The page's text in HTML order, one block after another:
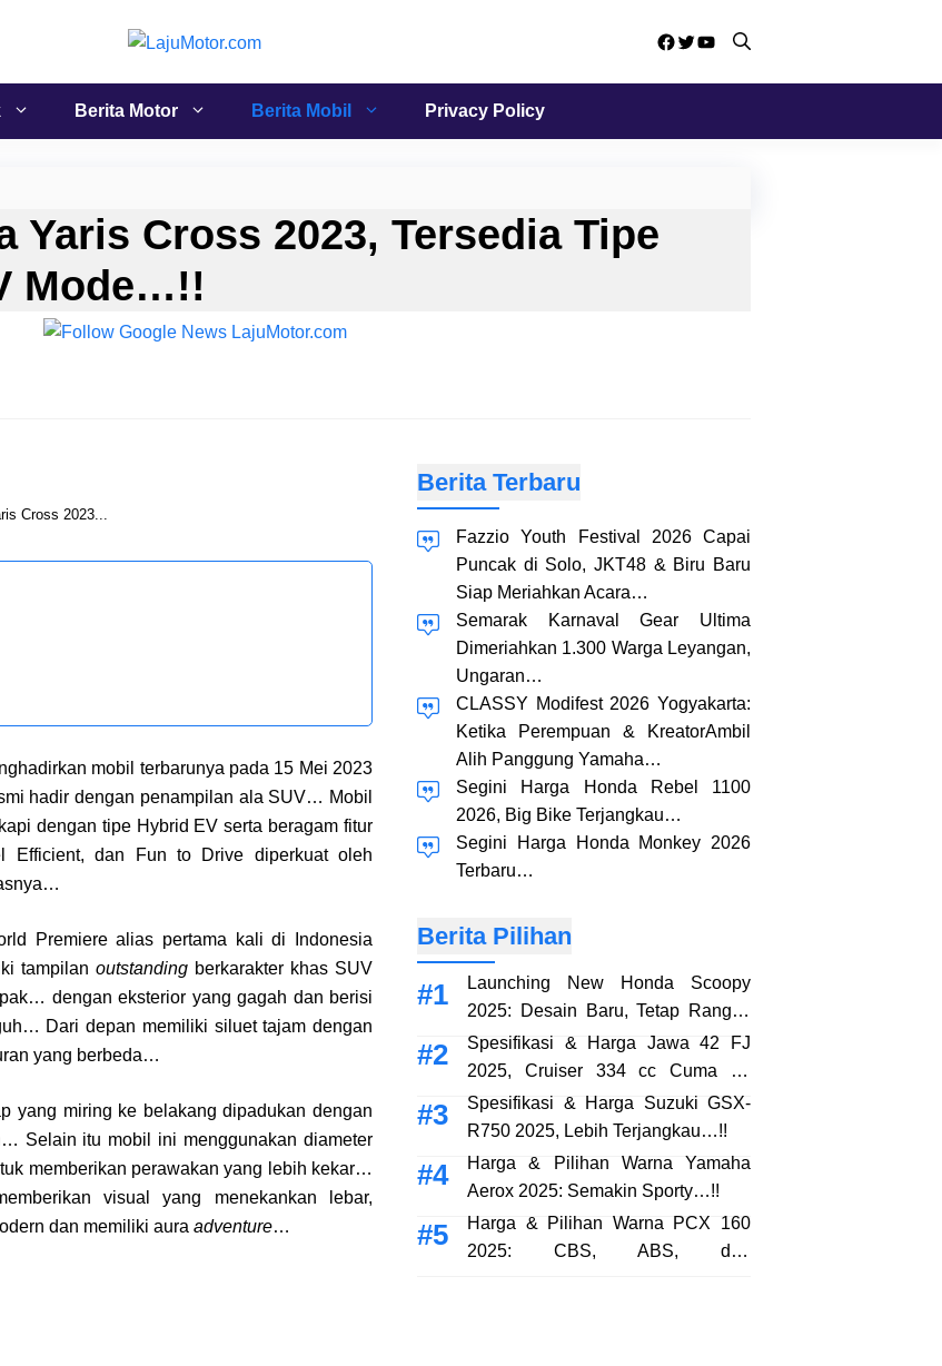
Facebook
Twitter
YouTube
Berita Motor Berita Mobil Privacy Policy
Yaris Cross 2023, Tersedia Tipe
Mode…!!
Cross 2023...
mobil terbarunya pada 15 Mei 2023
hadir dengan penampilan ala SUV… Mobil
dengan tipe Hybrid EV serta beragam fitur
Efficient, dan Fun to Drive diperkuat oleh
Premiere alias pertama kali di Indonesia
tampilanoutstanding berkarakter khas SUV
dengan eksterior yang gagah dan berisi
Dari depan memiliki siluet tajam dengan
yang berbeda…
yang miring ke belakang dipadukan dengan
Selain itu mobil ini menggunakan diameter
memberikan perawakan yang lebih kekar…
visual yang menekankan lebar,
dan memiliki aura adventure…
Berita Terbaru
Fazzio Youth Festival 2026 Capai
Puncak di Solo, JKT48 & Biru Baru
Siap Meriahkan Acara…
Semarak Karnaval Gear Ultima
Dimeriahkan 1.300 Warga Leyangan,
Ungaran…
CLASSY Modifest 2026 Yogyakarta:
Ketika Perempuan & KreatorAmbil
Alih Panggung Yamaha…
Segini Harga Honda Rebel 1100
2026, Big Bike Terjangkau…
Segini Harga Honda Monkey 2026
Terbaru…
Berita Pilihan
Launching New Honda Scoopy
2025: Desain Baru, Tetap Rangka
eSAF…!!
Spesifikasi & Harga Jawa 42 FJ
2025, Cruiser 334 cc Cuma 38
Jutaan…!!
Spesifikasi & Harga Suzuki GSX-
R750 2025, Lebih Terjangkau…!!
Harga & Pilihan Warna Yamaha
Aerox 2025: Semakin Sporty…!!
Harga & Pilihan Warna PCX 160
2025: CBS, ABS, dan